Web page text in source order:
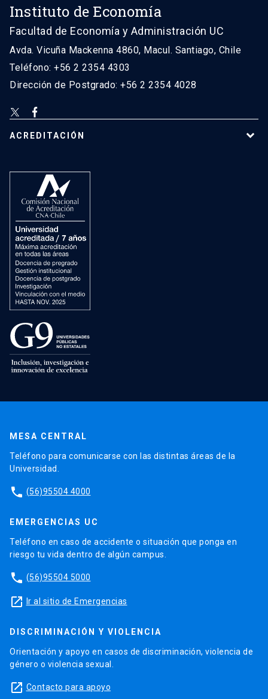
Instituto de Economía
Facultad de Economía y Administración UC
Avda. Vicuña Mackenna 4860, Macul. Santiago, Chile
Teléfono: +56 2 2354 4303
Dirección de Postgrado: +56 2 2354 4028
ACREDITACIÓN
MESA CENTRAL
Teléfono para comunicarse con las distintas áreas de la
Universidad.
phone (56)95504 4000
EMERGENCIAS UC
Teléfono en caso de accidente o situación que ponga en
riesgo tu vida dentro de algún campus.
phone (56)95504 5000
launch Ir al sitio de Emergencias
DISCRIMINACIÓN Y VIOLENCIA
Orientación y apoyo en casos de discriminación, violencia de
género o violencia sexual.
launch Contacto para apoyo